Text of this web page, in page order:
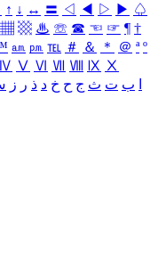
↑ ↓ ↔ 〓 ◁ ◀ ▷ ▶ ♤
▦ ▩ ♨ ☏ ☎ ☜ ☞ ¶ †
㏂ ㏘ ℡ ＃ ＆ ＊ ＠ ª º
Ⅳ Ⅴ Ⅵ Ⅶ Ⅷ Ⅸ Ⅹ
ب ت ث ج ح خ د ذ ر ز